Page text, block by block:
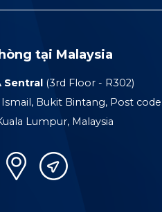
tại Malaysia
Sentral (3rd Floor - R302)
Bukit Bintang, Post code:
Lumpur, Malaysia